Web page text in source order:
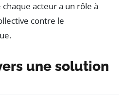
acteur a un rôle à
contre le
une solution